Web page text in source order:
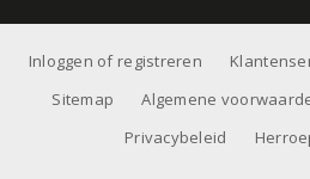
Inloggen of registreren
Sitemap
Algemene
Privacybeleid